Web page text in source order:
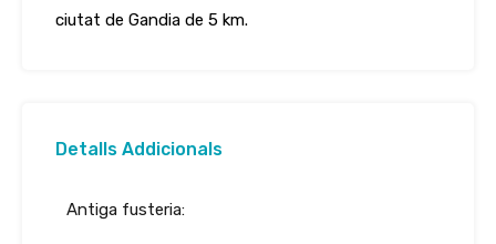
ciutat de Gandia de 5 km.
Detalls Addicionals
Antiga fusteria: